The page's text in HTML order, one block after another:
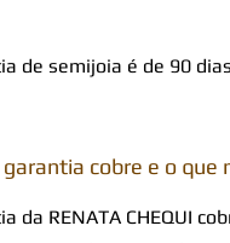
de semijoia é de 90
garantia cobre e o que
da RENATA CHEQUI